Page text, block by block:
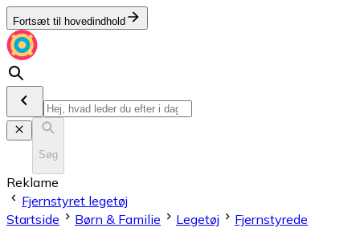
Fortsæt til hovedindhold
Søg
Reklame
Fjernstyret legetøj
Startside
Børn & Familie Legetøj
Fjernstyrede